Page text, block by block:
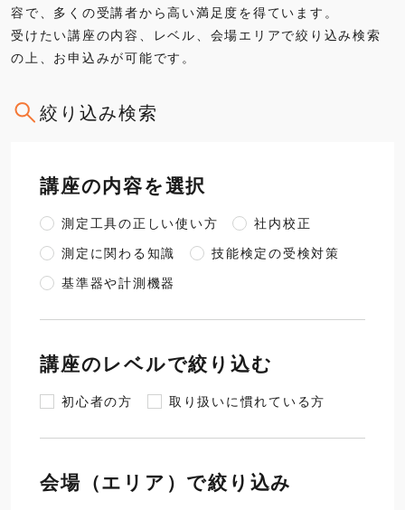
容で、多くの受講者から高い満足度を得ています。
受けたい講座の内容、レベル、会場エリアで絞り込み検索
の上、お申込みが可能です。
絞り込み検索
講座の内容を選択
測定工具の正しい使い方
社内校正
測定に関わる知識
技能検定の受検対策
基準器や計測機器
講座のレベルで絞り込む
初心者の方 取り扱いに慣れている方
会場（エリア）で絞り込み